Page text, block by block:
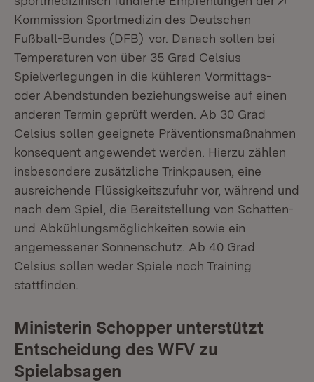
Kommission Sportmedizin des Deutschen
Fußball-Bundes (DFB) (Öffnet in neuem Fenster)
vor. Danach sollen bei
Temperaturen von über 35 Grad Celsius
Spielverlegungen in die kühleren Vormittags-
oder Abendstunden beziehungsweise auf einen
anderen Termin geprüft werden. Ab 30 Grad
Celsius sollen geeignete Präventionsmaßnahmen
konsequent angewendet werden. Hierzu zählen
insbesondere zusätzliche Trinkpausen, eine
ausreichende Flüssigkeitszufuhr vor, während und
nach dem Spiel, die Bereitstellung von Schatten-
und Abkühlungsmöglichkeiten sowie ein
angemessener Sonnenschutz. Ab 40 Grad
Celsius sollen weder Spiele noch Training
stattfinden.
Ministerin Schopper unterstützt
Entscheidung des WFV zu
Spielabsagen